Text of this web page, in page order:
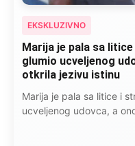
EKSKLUZIVNO
Marija je pala sa
glumio ucveljenog
otkrila jezivu istinu
Marija je pala sa litice i
ucveljenog udovca, a